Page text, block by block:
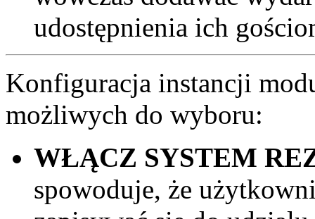
udostępnienia ich
Konfiguracja instancji
możliwych do wyboru:
WŁĄCZ SYSTEM
spowoduje, że